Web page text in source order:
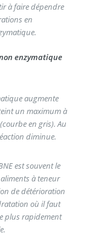
à faire dépendre
en
enzymatique
augmente
un maximum à
en gris). Au
diminue.
est souvent le
à teneur
de détérioration
où il faut
plus rapidement